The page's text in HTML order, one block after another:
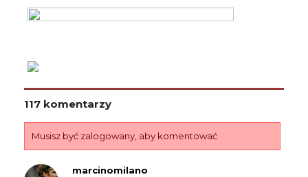
117 komentarzy
Musisz być zalogowany, aby komentować
marcinomilano